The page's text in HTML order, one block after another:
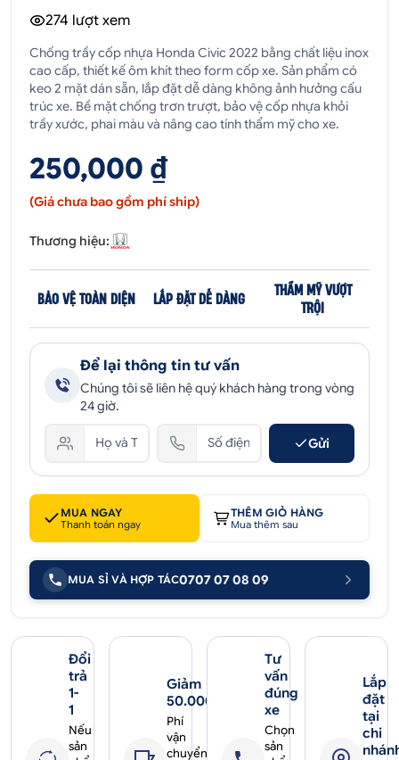
274 lượt xem
Chống trầy cốp nhựa Honda Civic 2022 bằng chất liệu inox
cao cấp, thiết kế ôm khít theo form cốp xe. Sản phẩm có
keo 2 mặt dán sẵn, lắp đặt dễ dàng không ảnh hưởng cấu
trúc xe. Bề mặt chống trơn trượt, bảo vệ cốp nhựa khỏi
trầy xước, phai màu và nâng cao tính thẩm mỹ cho xe.
250,000 ₫
(Giá chưa bao gồm phí ship)
Thương hiệu:
BẢO VỆ TOÀN DIỆN LẮP ĐẶT DỄ DÀNG
THẨM MỸ VƯỢT
TRỘI
Để lại thông tin tư vấn
Chúng tôi sẽ liên hệ quý khách hàng trong vòng
24 giờ.
Gửi
MUA NGAY
Thanh toán ngay
THÊM GIỎ HÀNG
Mua thêm sau
MUA SỈ VÀ HỢP TÁC0707 07 08 09
Đổi
trả
1-
1
Nếu
sản
Giảm
50.000₫
Phí
vận
chuyển
Tư
vấn
đúng
xe
Chọn
sản
Lắp
đặt
tại
chi